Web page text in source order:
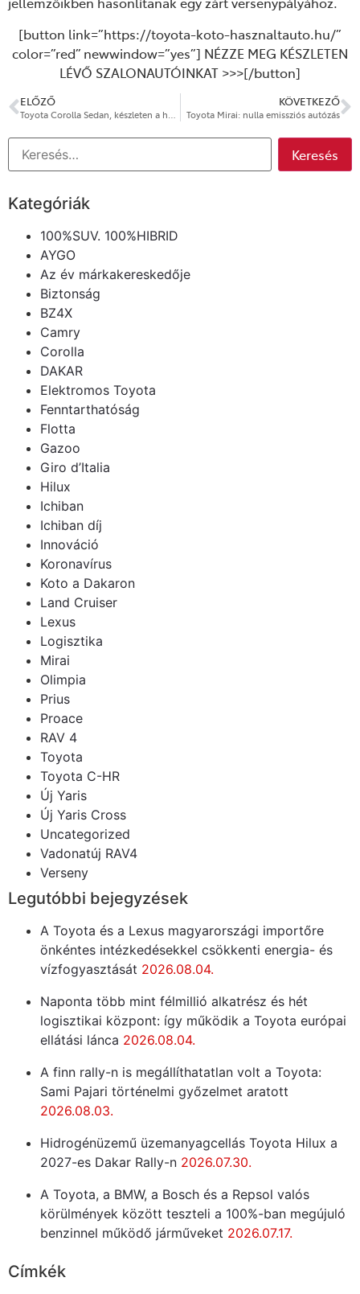
[button link=”https://toyota-koto-hasznaltauto.hu/”
color=”red” newwindow=”yes”] NÉZZE MEG KÉSZLETEN
LÉVŐ SZALONAUTÓINKAT >>>[/button]
ELŐZŐ
Toyota Corolla Sedan, készleten a hűséges útitárs
KÖVETKEZŐ
Toyota Mirai: nulla emissziós autózás
Kategóriák
100%SUV. 100%HIBRID
AYGO
Az év márkakereskedője
Biztonság
BZ4X
Camry
Corolla
DAKAR
Elektromos Toyota
Fenntarthatóság
Flotta
Gazoo
Giro d’Italia
Hilux
Ichiban
Ichiban díj
Innováció
Koronavírus
Koto a Dakaron
Land Cruiser
Lexus
Logisztika
Mirai
Olimpia
Prius
Proace
RAV 4
Toyota
Toyota C-HR
Új Yaris
Új Yaris Cross
Uncategorized
Vadonatúj RAV4
Verseny
Legutóbbi bejegyzések
A Toyota és a Lexus magyarországi importőre
önkéntes intézkedésekkel csökkenti energia- és
vízfogyasztását 2026.08.04.
Naponta több mint félmillió alkatrész és hét
logisztikai központ: így működik a Toyota európai
ellátási lánca 2026.08.04.
A finn rally-n is megállíthatatlan volt a Toyota:
Sami Pajari történelmi győzelmet aratott
2026.08.03.
Hidrogénüzemű üzemanyagcellás Toyota Hilux a
2027-es Dakar Rally-n 2026.07.30.
A Toyota, a BMW, a Bosch és a Repsol valós
körülmények között teszteli a 100%-ban megújuló
benzinnel működő járműveket 2026.07.17.
Címkék